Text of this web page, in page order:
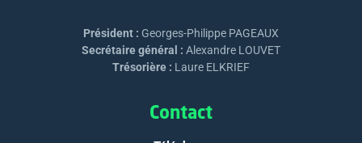
Président : Georges-Philippe PAGEAUX
Secrétaire général : Alexandre LOUVET
Trésorière : Laure ELKRIEF
Contact